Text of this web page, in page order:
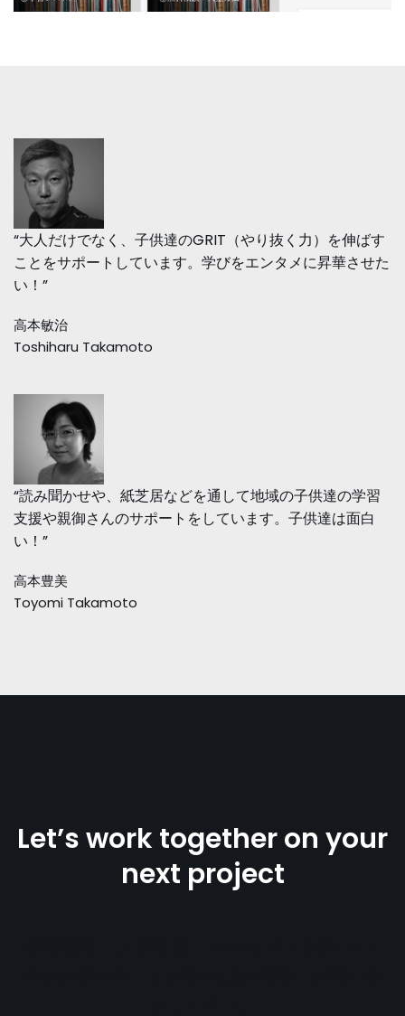
“大人だけでなく、子供達のGRIT（やり抜く力）を伸ばす
ことをサポートしています。学びをエンタメに昇華させた
い！”
高本敏治
Toshiharu Takamoto
“読み聞かせや、紙芝居などを通して地域の子供達の学習
支援や親御さんのサポートをしています。子供達は面白
い！”
高本豊美
Toyomi Takamoto
Let’s work together on your
next project